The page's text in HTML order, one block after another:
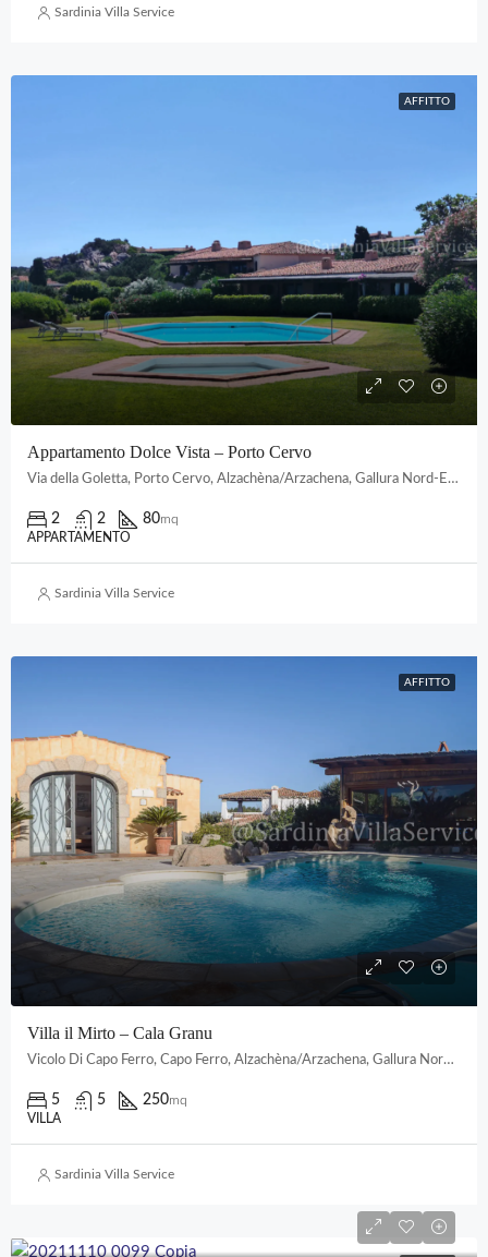
Sardinia Villa Service
AFFITTO
Appartamento Dolce Vista – Porto Cervo
Via della Goletta, Porto Cervo, Alzachèna/Arzachena, Gallura Nord-Est Sardegna, Sardigna/Sardegna, Italia
2 2 80mq
APPARTAMENTO
Sardinia Villa Service
AFFITTO
Villa il Mirto – Cala Granu
Vicolo Di Capo Ferro, Capo Ferro, Alzachèna/Arzachena, Gallura Nord-Est Sardegna, Sardigna/Sardegna, Italia
5 5 250mq
VILLA
Sardinia Villa Service